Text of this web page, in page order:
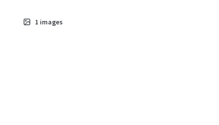
1 images